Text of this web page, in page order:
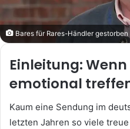
Bares für Rares-Händler gestorben
Einleitung:
emotional
Kaum eine Sendung im
letzten Jahren so viele